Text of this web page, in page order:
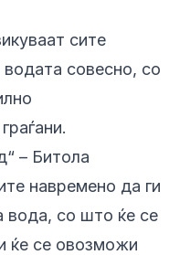
сите
водата совесно, со
– Битола
навремено да ги
вода, со што ќе се
ќе се овозможи